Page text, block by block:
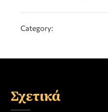
Category:
Σχετικά